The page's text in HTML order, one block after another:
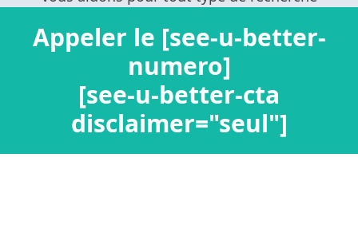
Appeler le [see-u-better-
numero]
[see-u-better-cta
disclaimer="seul"]